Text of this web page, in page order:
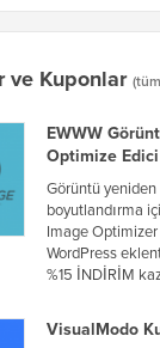
ve Kuponlar
EWWW
Optimize
Görüntü yeniden
boyutlandırma
Image Optimizer
WordPress
%15 İNDİRİM
VisualModo